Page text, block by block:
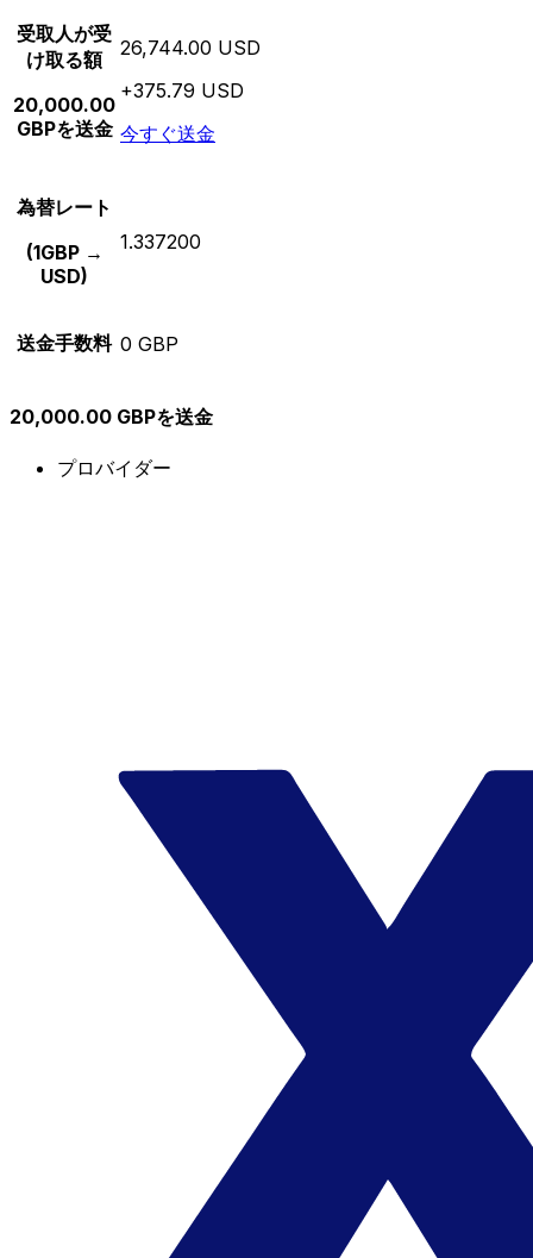
受取人が受
け取る額
20,000.00
GBPを送金
26,744.00 USD
+375.79 USD
今すぐ送金
為替レート
(1GBP →
USD)
1.337200
送金手数料 0 GBP
20,000.00 GBPを送金
プロバイダー